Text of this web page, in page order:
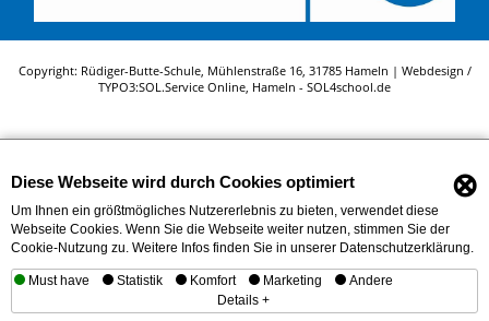
Copyright: Rüdiger-Butte-Schule, Mühlenstraße 16, 31785 Hameln | Webdesign /
TYPO3:SOL.Service Online, Hameln - SOL4school.de
Diese Webseite wird durch Cookies optimiert ⊗
Um Ihnen ein größtmögliches Nutzererlebnis zu bieten, verwendet diese
Webseite Cookies. Wenn Sie die Webseite weiter nutzen, stimmen Sie der
Cookie-Nutzung zu. Weitere Infos finden Sie in unserer Datenschutzerklärung.
Must have Statistik Komfort Marketing
Andere
Details +